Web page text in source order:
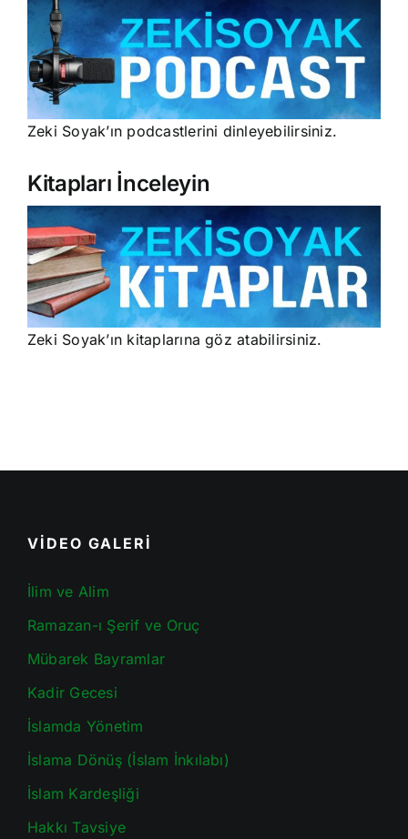
Zeki Soyak’ın podcastlerini dinleyebilirsiniz.
Kitapları İnceleyin
Zeki Soyak’ın kitaplarına göz atabilirsiniz.
VİDEO GALERİ
İlim ve Alim
Ramazan-ı Şerif ve Oruç
Mübarek Bayramlar
Kadir Gecesi
İslamda Yönetim
İslama Dönüş (İslam İnkılabı)
İslam Kardeşliği
Hakkı Tavsiye